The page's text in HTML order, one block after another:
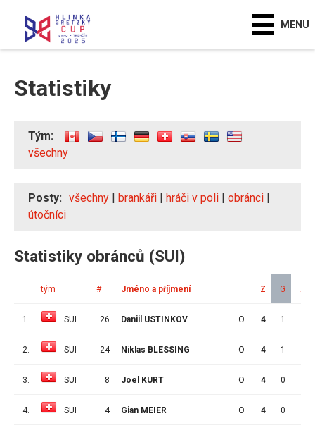
MENU
Statistiky
Tým:
všechny
Posty: všechny | brankáři | hráči v poli | obránci |
útočníci
Statistiky obránců (SUI)
tým # Jméno a příjmení Z G A
1. SUI 26 Daniil USTINKOV O 4 1
2. SUI 24 Niklas BLESSING O 4 1
3. SUI 8 Joel KURT O 4 0
4. SUI 4 Gian MEIER O 4 0